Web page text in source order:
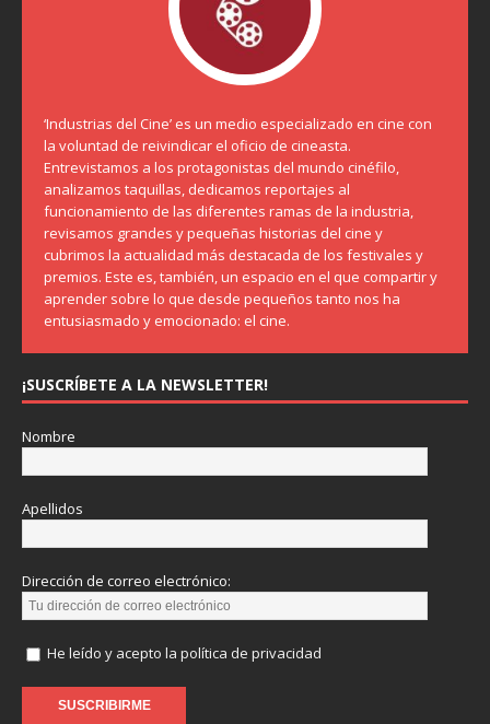
‘Industrias del Cine’ es un medio especializado en cine con
la voluntad de reivindicar el oficio de cineasta.
Entrevistamos a los protagonistas del mundo cinéfilo,
analizamos taquillas, dedicamos reportajes al
funcionamiento de las diferentes ramas de la industria,
revisamos grandes y pequeñas historias del cine y
cubrimos la actualidad más destacada de los festivales y
premios. Este es, también, un espacio en el que compartir y
aprender sobre lo que desde pequeños tanto nos ha
entusiasmado y emocionado: el cine.
¡SUSCRÍBETE A LA NEWSLETTER!
Nombre
Apellidos
Dirección de correo electrónico:
He leído y acepto la política de privacidad